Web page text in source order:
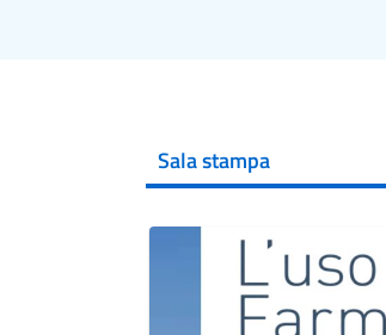
Sala stampa